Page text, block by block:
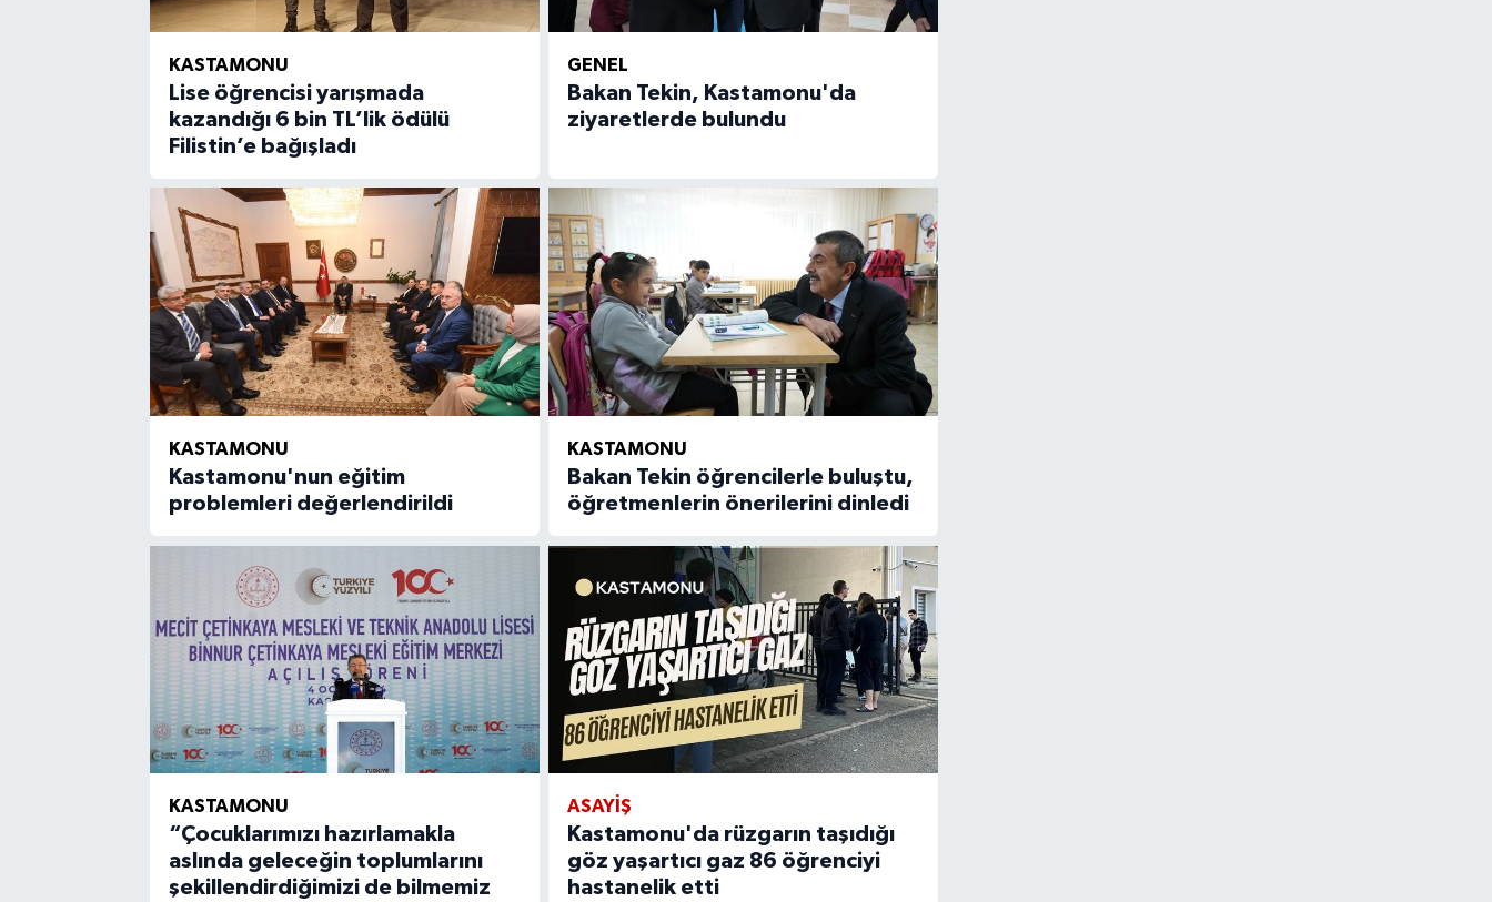
KASTAMONU
Lise öğrencisi yarışmada
kazandığı 6 bin TL’lik ödülü
Filistin’e bağışladı
GENEL
Bakan Tekin, Kastamonu'da
ziyaretlerde bulundu
KASTAMONU
Kastamonu'nun eğitim
problemleri değerlendirildi
KASTAMONU
Bakan Tekin öğrencilerle buluştu,
öğretmenlerin önerilerini dinledi
KASTAMONU
“Çocuklarımızı hazırlamakla
aslında geleceğin toplumlarını
şekillendirdiğimizi de bilmemiz
ASAYIŞ
Kastamonu'da rüzgarın taşıdığı
göz yaşartıcı gaz 86 öğrenciyi
hastanelik etti